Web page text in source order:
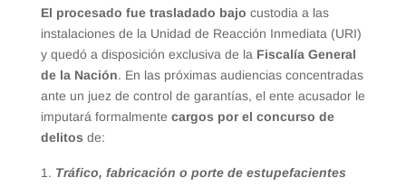
El procesado fue trasladado bajo custodia a las
instalaciones de la Unidad de Reacción Inmediata (URI)
y quedó a disposición exclusiva de la Fiscalía General
de la Nación. En las próximas audiencias concentradas
ante un juez de control de garantías, el ente acusador le
imputará formalmente cargos por el concurso de
delitos de:
Tráfico, fabricación o porte de estupefacientes